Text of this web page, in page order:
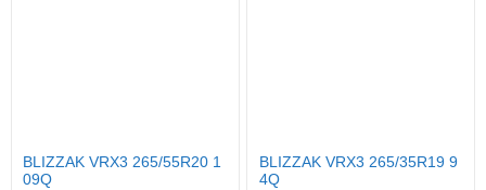
BLIZZAK VRX3 265/55R20 1
09Q
BLIZZAK VRX3 265/35R19 9
4Q